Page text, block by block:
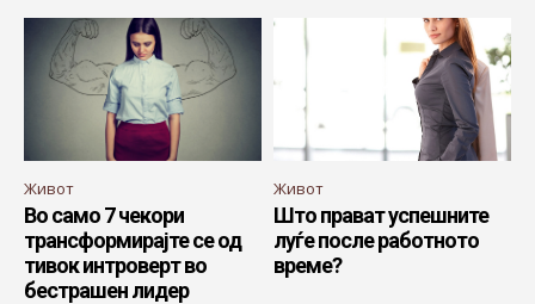
Живот
Во само 7 чекори
трансформирајте се од
тивок интроверт во
бестрашен лидер
Живот
Што прават успешните
луѓе после работното
време?